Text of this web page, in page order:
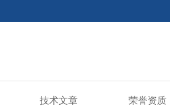
技术文章 荣誉资质